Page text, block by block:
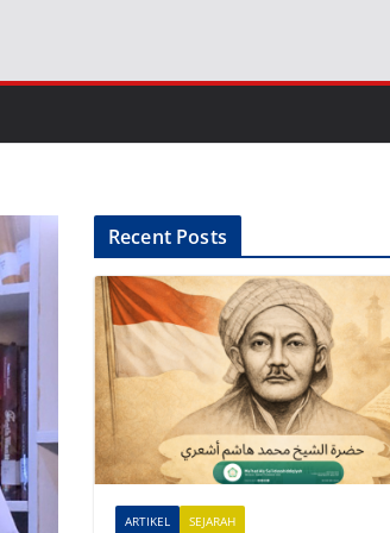
Recent Posts
ARTIKEL SEJARAH